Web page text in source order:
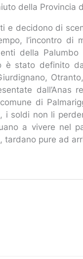
della Provincia
e decidono di
l’incontro di
della
è stato definito
dall’Anas
di
soldi non li
a vivere nel
tardano pure ad